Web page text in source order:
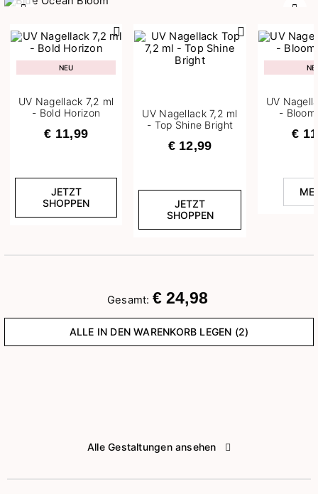
NEU
UV Nagellack 7,2 ml
- Bold Horizon
€ 11,99
JETZT
SHOPPEN
UV Nagellack 7,2 ml
- Top Shine Bright
€ 12,99
JETZT
SHOPPEN
UV
-
€
Gesamt: € 24,98
ALLE IN DEN WARENKORB LEGEN (2)
Alle Gestaltungen ansehen